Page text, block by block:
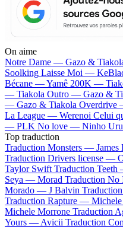
On aime
Notre Dame — Gazo &
Soolking Laisse Moi —
Bécane —Yamê 200K —
— Tiakola Outro — Gazo &
— Gazo & Tiakola Overdrive
La League — Werenoi Celui
— PLK No love — Ninho
Top traduction
Traduction Monsters — James
Traduction Drivers license —
Taylor Swift Traduction
Seya — Morad Traduction
Morado — J Balvin
Traduction Rapture —
Michele Morrone Traduction
Yours — Avicii Traduction